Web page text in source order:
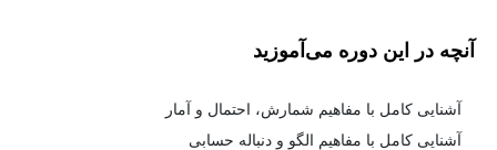
آنچه در این دوره می‌آموزید
آشنایی کامل با مفاهیم شمارش، احتمال و آمار
آشنایی کامل با مفاهیم الگو و دنباله حسابی